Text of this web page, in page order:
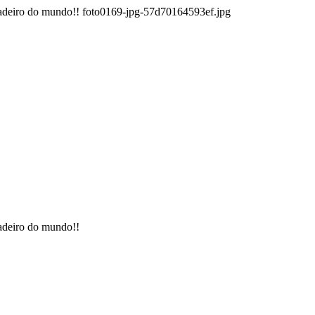
do mundo!! foto0169-jpg-57d70164593ef.jpg
do mundo!!